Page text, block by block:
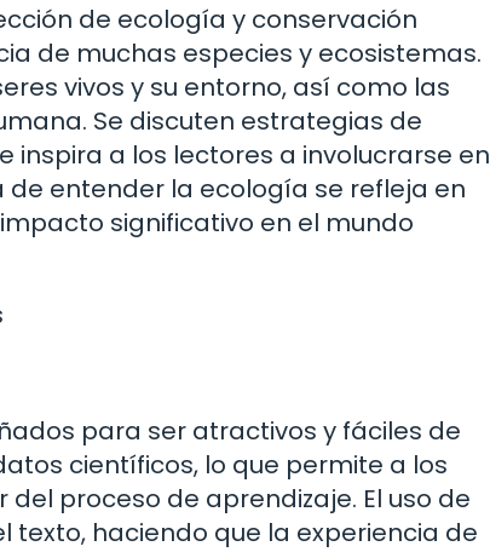
de ecología y conservación
de muchas especies y ecosistemas.
vivos y su entorno, así como las
Se discuten estrategias de
inspira a los lectores a involucrarse en
entender la ecología se refleja en
significativo en el mundo
para ser atractivos y fáciles de
científicos, lo que permite a los
proceso de aprendizaje. El uso de
haciendo que la experiencia de